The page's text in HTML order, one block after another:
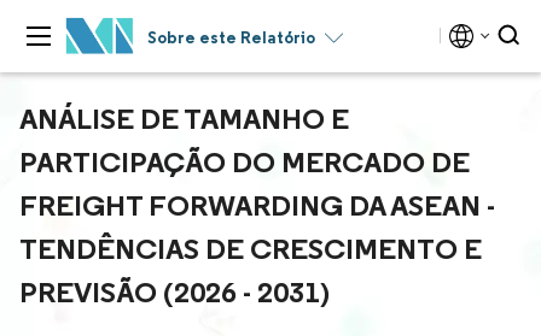
Sobre este Relatório
ANÁLISE DE TAMANHO E
PARTICIPAÇÃO DO MERCADO DE
FREIGHT FORWARDING DA ASEAN -
TENDÊNCIAS DE CRESCIMENTO E
PREVISÃO (2026 - 2031)